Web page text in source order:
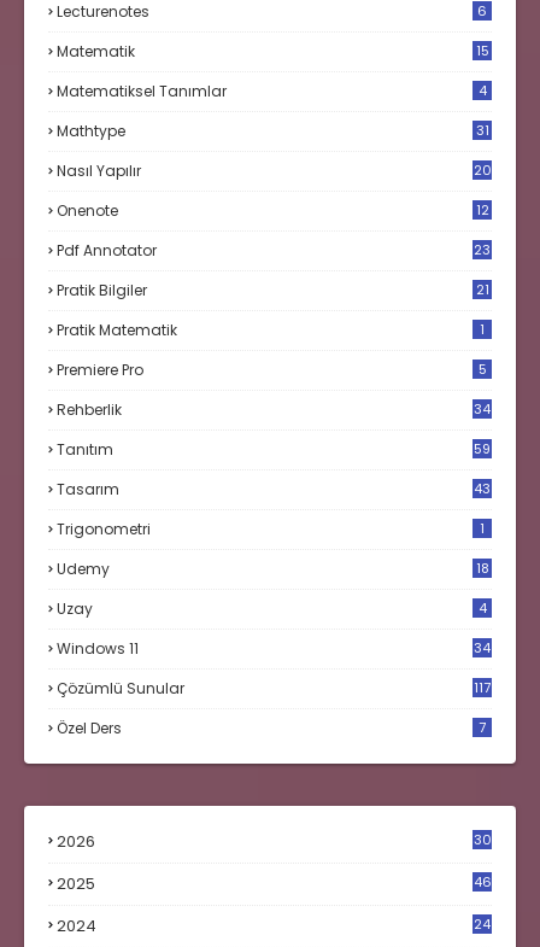
Lecturenotes 6
Matematik
15
Matematiksel Tanımlar 4
Mathtype 31
Nasıl Yapılır 20
Onenote 12
Pdf Annotator 23
Pratik Bilgiler 21
Pratik Matematik 1
Premiere Pro 5
Rehberlik 34
Tanıtım 59
Tasarım 43
Trigonometri 1
Udemy 18
Uzay 4
Windows 11 34
Çözümlü Sunular 117
Özel Ders 7
2026 30
2025 46
2024 24